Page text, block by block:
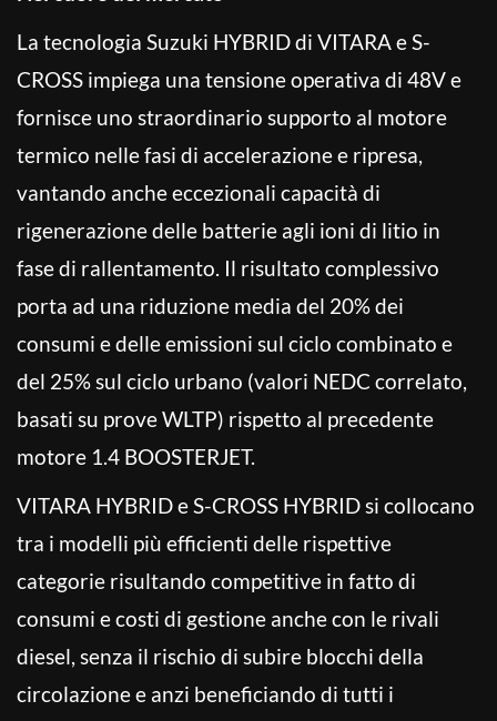
La tecnologia Suzuki HYBRID di VITARA e S-
CROSS impiega una tensione operativa di 48V e
fornisce uno straordinario supporto al motore
termico nelle fasi di accelerazione e ripresa,
vantando anche eccezionali capacità di
rigenerazione delle batterie agli ioni di litio in
fase di rallentamento. Il risultato complessivo
porta ad una riduzione media del 20% dei
consumi e delle emissioni sul ciclo combinato e
del 25% sul ciclo urbano (valori NEDC correlato,
basati su prove WLTP) rispetto al precedente
motore 1.4 BOOSTERJET.
VITARA HYBRID e S-CROSS HYBRID si collocano
tra i modelli più efficienti delle rispettive
categorie risultando competitive in fatto di
consumi e costi di gestione anche con le rivali
diesel, senza il rischio di subire blocchi della
circolazione e anzi beneficiando di tutti i